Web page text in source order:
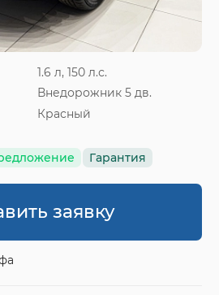
1.6 л, 150 л.с.
Внедорожник 5 дв.
Красный
Гарантия
заявку